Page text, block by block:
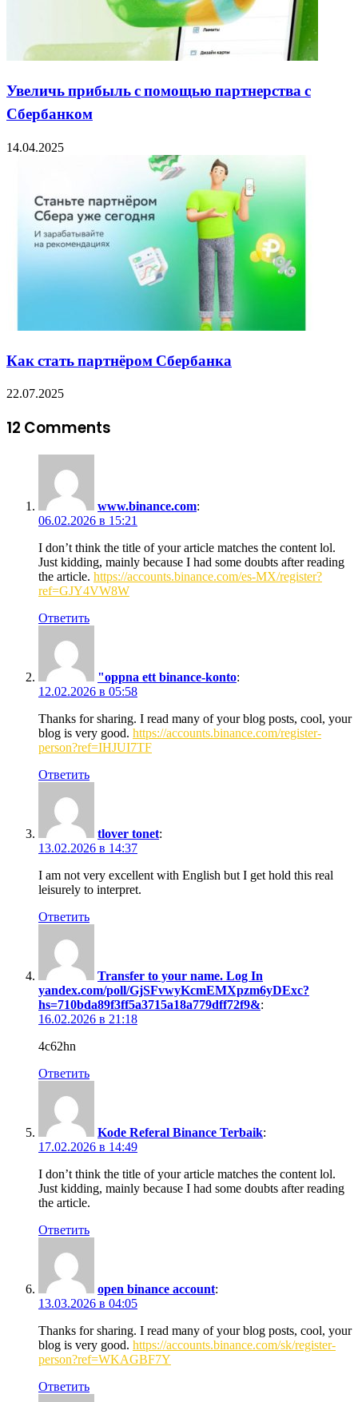
Увеличь прибыль с помощью партнерства с
Сбербанком
14.04.2025
Как стать партнёром Сбербанка
22.07.2025
12 Comments
www.binance.com:
06.02.2026 в 15:21
I don’t think the title of your article matches the content lol.
Just kidding, mainly because I had some doubts after reading
the article. https://accounts.binance.com/es-MX/register?
ref=GJY4VW8W
Ответить
"oppna ett binance-konto:
12.02.2026 в 05:58
Thanks for sharing. I read many of your blog posts, cool, your
blog is very good. https://accounts.binance.com/register-
person?ref=IHJUI7TF
Ответить
tlover tonet:
13.02.2026 в 14:37
I am not very excellent with English but I get hold this real
leisurely to interpret.
Ответить
Transfer to your name. Log In
yandex.com/poll/GjSFvwyKcmEMXpzm6yDExc?
hs=710bda89f3ff5a3715a18a779dff72f9&:
16.02.2026 в 21:18
4c62hn
Ответить
Kode Referal Binance Terbaik:
17.02.2026 в 14:49
I don’t think the title of your article matches the content lol.
Just kidding, mainly because I had some doubts after reading
the article.
Ответить
open binance account:
13.03.2026 в 04:05
Thanks for sharing. I read many of your blog posts, cool, your
blog is very good. https://accounts.binance.com/sk/register-
person?ref=WKAGBF7Y
Ответить